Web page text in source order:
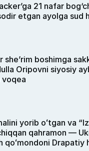
21 nafar
etgan ayolga sud
she’rim boshimga
Oripovni siyosiy
voqea
yorib oʻtgan va
qahramon —
qoʻmondoni Drapatiy